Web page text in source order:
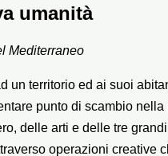
umanità
Mediterraneo
un territorio ed ai suoi
punto di scambio
delle arti e delle tre
operazioni